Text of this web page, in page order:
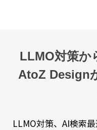
LLMO対策か
AtoZ Design
LLMO対策、AI検索